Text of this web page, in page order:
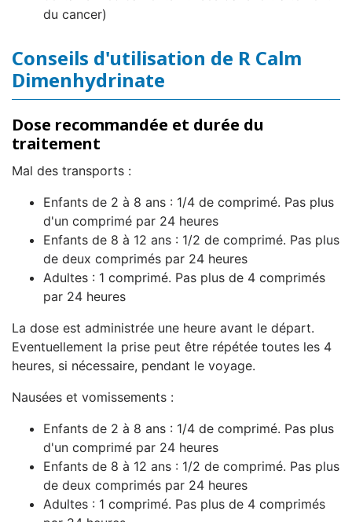
du cancer)
Conseils d'utilisation de R Calm
Dimenhydrinate
Dose recommandée et durée du
traitement
Mal des transports :
Enfants de 2 à 8 ans : 1/4 de comprimé. Pas plus
d'un comprimé par 24 heures
Enfants de 8 à 12 ans : 1/2 de comprimé. Pas plus
de deux comprimés par 24 heures
Adultes : 1 comprimé. Pas plus de 4 comprimés
par 24 heures
La dose est administrée une heure avant le départ.
Eventuellement la prise peut être répétée toutes les 4
heures, si nécessaire, pendant le voyage.
Nausées et vomissements :
Enfants de 2 à 8 ans : 1/4 de comprimé. Pas plus
d'un comprimé par 24 heures
Enfants de 8 à 12 ans : 1/2 de comprimé. Pas plus
de deux comprimés par 24 heures
Adultes : 1 comprimé. Pas plus de 4 comprimés